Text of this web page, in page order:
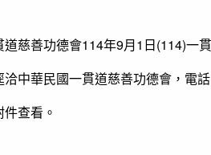
慈善功德會114年9月1日(114)一
中華民國一貫道慈善功德會，電
查看。